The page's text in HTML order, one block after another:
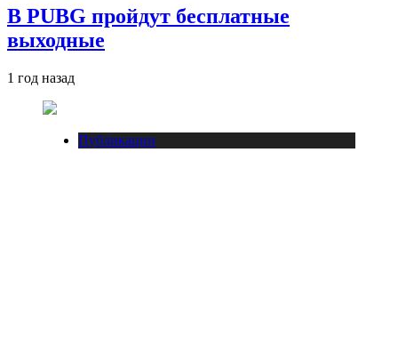
В PUBG пройдут бесплатные
выходные
1 год назад
Публикации